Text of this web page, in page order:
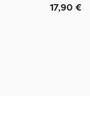
17,90 €